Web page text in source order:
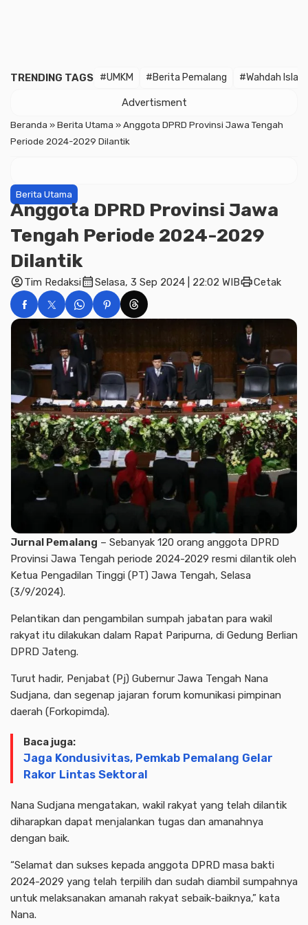
TRENDING TAGS #UMKM #Berita Pemalang #Wahdah
Advertisment
Beranda »Berita Utama »Anggota DPRD Provinsi Jawa Tengah
Periode 2024-2029 Dilantik
Berita Utama
Anggota DPRD Provinsi Jawa
Tengah Periode 2024-2029
Dilantik
account_circleTim Redaksicalendar_monthSelasa, 3 Sep 2024 | 22:02 WIBprintCetak
Jurnal Pemalang – Sebanyak 120 orang anggota DPRD
Provinsi Jawa Tengah periode 2024-2029 resmi dilantik oleh
Ketua Pengadilan Tinggi (PT) Jawa Tengah, Selasa
(3/9/2024).
Pelantikan dan pengambilan sumpah jabatan para wakil
rakyat itu dilakukan dalam Rapat Paripurna, di Gedung Berlian
DPRD Jateng.
Turut hadir, Penjabat (Pj) Gubernur Jawa Tengah Nana
Sudjana, dan segenap jajaran forum komunikasi pimpinan
daerah (Forkopimda).
Baca juga:
Jaga Kondusivitas, Pemkab Pemalang Gelar
Rakor Lintas Sektoral
Nana Sudjana mengatakan, wakil rakyat yang telah dilantik
diharapkan dapat menjalankan tugas dan amanahnya
dengan baik.
“Selamat dan sukses kepada anggota DPRD masa bakti
2024-2029 yang telah terpilih dan sudah diambil sumpahnya
untuk melaksanakan amanah rakyat sebaik-baiknya,” kata
Nana.